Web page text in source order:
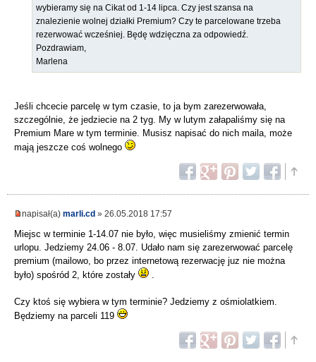
wybieramy się na Cikat od 1-14 lipca. Czy jest szansa na
znalezienie wolnej działki Premium? Czy te parcelowane trzeba
rezerwować wcześniej. Będę wdzięczna za odpowiedź.
Pozdrawiam,
Marlena
Jeśli chcecie parcelę w tym czasie, to ja bym zarezerwowała,
szczególnie, że jedziecie na 2 tyg. My w lutym załapaliśmy się na
Premium Mare w tym terminie. Musisz napisać do nich maila, może
mają jeszcze coś wolnego
napisał(a) marli.cd » 26.05.2018 17:57
Miejsc w terminie 1-14.07 nie było, więc musieliśmy zmienić termin
urlopu. Jedziemy 24.06 - 8.07. Udało nam się zarezerwować parcelę
premium (mailowo, bo przez internetową rezerwację juz nie można
było) spośród 2, które zostały
.
Czy ktoś się wybiera w tym terminie? Jedziemy z ośmiolatkiem.
Będziemy na parceli 119